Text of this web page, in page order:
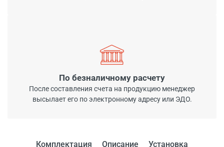
По безналичному расчету
После составления счета на продукцию менеджер
высылает его по электронному адресу или ЭДО.
Комплектация Описание Установка